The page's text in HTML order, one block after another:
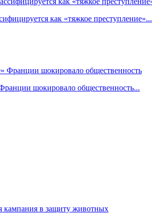
как «тяжкое преступление»...
шокировало общественность...